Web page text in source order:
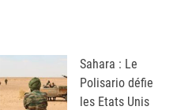
Sahara : Le
Polisario défie
les Etats Unis